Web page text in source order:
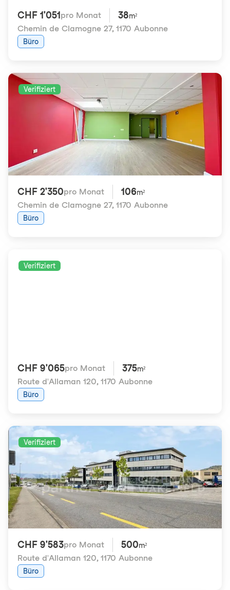
CHF 1'051 pro Monat 38m²
Chemin de Clamogne 27, 1170 Aubonne
Büro
Verifiziert
CHF 2'350pro Monat 106m²
Chemin de Clamogne 27, 1170 Aubonne
Büro
Verifiziert
CHF 9'065pro Monat 375m²
Route d'Allaman 120, 1170 Aubonne
Büro
Verifiziert
CHF 9'583pro Monat 500m²
Route d'Allaman 120, 1170 Aubonne
Büro